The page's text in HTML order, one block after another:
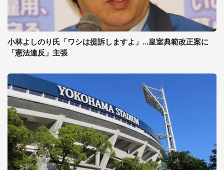
小林よしのり氏「ワシは提訴しますよ」...皇室典範改正案に
「憲法違反」主張